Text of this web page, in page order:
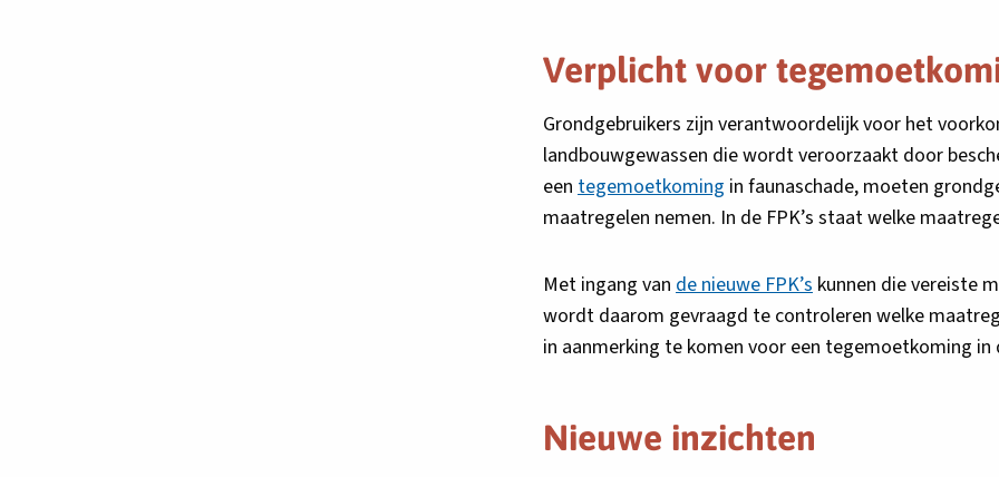
Verplicht voor
Grondgebruikers zijn verantwoordelijk voor het
landbouwgewassen die wordt veroorzaakt door
een tegemoetkoming in faunaschade, moeten
maatregelen nemen. In de FPK’s staat welke
Met ingang van de nieuwe FPK’skunnen die vereiste
wordt daarom gevraagd te controleren welke
in aanmerking te komen voor een tegemoetkoming in
Nieuwe inzichten